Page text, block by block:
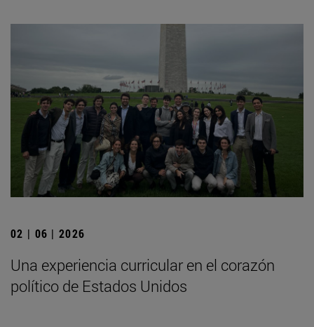
02 | 06 | 2026
Una experiencia curricular en el corazón
político de Estados Unidos